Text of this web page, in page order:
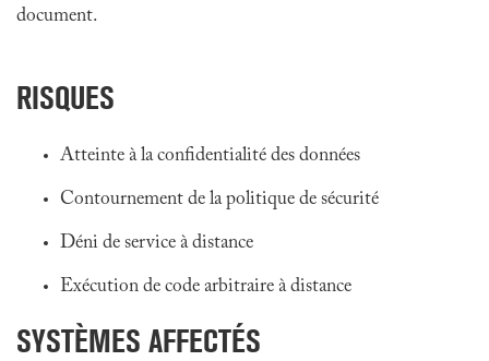
document.
RISQUES
Atteinte à la confidentialité des données
Contournement de la politique de sécurité
Déni de service à distance
Exécution de code arbitraire à distance
SYSTÈMES AFFECTÉS